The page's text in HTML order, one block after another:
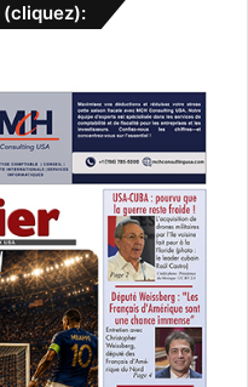
(cliquez):